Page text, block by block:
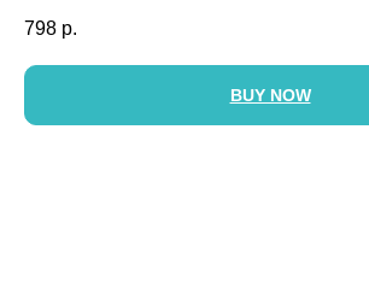
798 р.
BUY NOW